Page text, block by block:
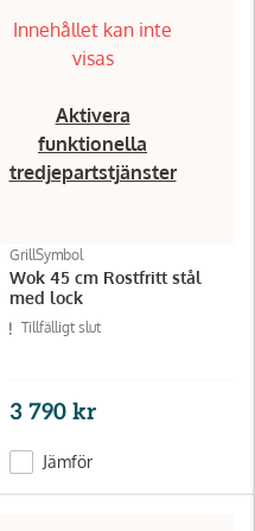
Innehållet kan inte
visas
Aktivera
funktionella
tredjepartstjänster
GrillSymbol
Wok 45 cm Rostfritt stål
med lock
Tillfälligt slut
3 790 kr
Jämför